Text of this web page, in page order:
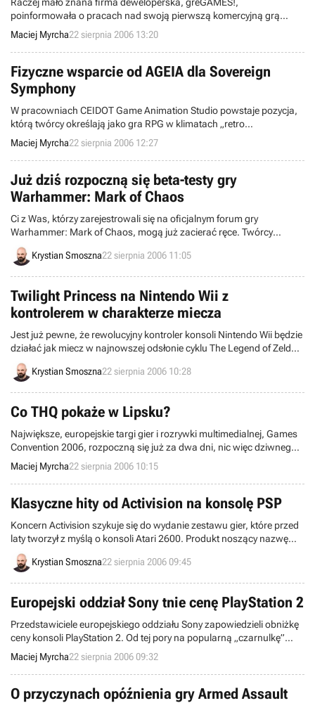
poinformowała o pracach nad swoją pierwszą komercyjną grą
przygodową, która miłośników tego gatunku przeniesie w czasy
Starożytnego Rzymu. Nosi ona tytuł The Judgment of Quintus a
spodziewać się jej możemy w przyszłym roku.
Maciej Myrcha22 sierpnia 2006 13:20
Fizyczne wsparcie od AGEIA dla Sovereign
Symphony
W pracowniach CEIDOT Game Animation Studio powstaje pozycja,
którą twórcy określają jako gra RPG w klimatach „retro
futurystycznych” (cokolwiek mają na myśli). Sovereign Symphony, bo
taki tytuł nosi owo dzieło, spośród innych rolplejow wyróżniać ma
m.in. wsparcie oferowane przez technologię akceleracji fizyki,
PhysX, stworzoną przez firmę AGEIA.
Maciej Myrcha22 sierpnia 2006 12:27
Już dziś rozpoczną się beta-testy gry
Warhammer: Mark of Chaos
Ci z Was, którzy zarejestrowali się na oficjalnym forum gry
Warhammer: Mark of Chaos, mogą już zacierać ręce. Twórcy
programu poinformowali wczoraj o rozpoczęciu procesu wysyłania
kodów, umożliwiających uruchomienie wersji beta nowej produkcji
Krystian Smoszna22 sierpnia 2006 11:05
Twilight Princess na Nintendo Wii z
kontrolerem w charakterze miecza
Jest już pewne, że rewolucyjny kontroler konsoli Nintendo Wii będzie
działać jak miecz w najnowszej odsłonie cyklu The Legend of Zelda,
zatytułowanej Twilight Princess. Potwierdził to legendarny projektant
gier video – Shigeru Miyamoto.
Krystian Smoszna22 sierpnia 2006 10:28
Co THQ pokaże w Lipsku?
Największe, europejskie targi gier i rozrywki multimedialnej, Games
Convention 2006, rozpoczną się już za dwa dni, nic więc dziwnego,
iż firmy, które na nich zagoszczą, ujawniają tytuły jakimi postarają
się omamić odwiedzających. Do grona „obnażających” się
wystawców dołączyła właśnie korporacja THQ, prezentująca
całkiem pokaźną listę gier.
Maciej Myrcha22 sierpnia 2006 10:15
Klasyczne hity od Activision na konsolę PSP
Koncern Activision szykuje się do wydanie zestawu gier, które przed
laty tworzył z myślą o konsoli Atari 2600. Produkt noszący nazwę
Activision Hits Remixed zadebiutuje na rynku jesienią, a cieszyć się
nim będą posiadacze PlayStation Portable (PSP).
Krystian Smoszna22 sierpnia 2006 09:45
Europejski oddział Sony tnie cenę PlayStation 2
Przedstawiciele europejskiego oddziału Sony zapowiedzieli obniżkę
ceny konsoli PlayStation 2. Od tej pory na popularną „czarnulkę”
wydać trzeba będzie 129.99 Euro (ok. 510 zł). Spadła również cena
karty pamięci (8 MB), za którą zapłacimy 19.99 euro (ok. 78 zł).
Wygląda na to, iż przed zmianą pokoleniową, Sony chce wycisnąć
jak najwięcej ze swojej najpopularniejszej, jak do tej pory, konsoli.
Maciej Myrcha22 sierpnia 2006 09:32
O przyczynach opóźnienia gry Armed Assault